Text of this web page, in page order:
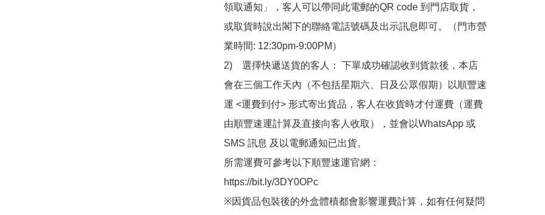
領取通知」，客人可以帶同此電郵的QR code 到門店取貨，
或取貨時說出閣下的聯絡電話號碼及出示訊息即可。（門市營
業時間: 12:30pm-9:00PM）
2)　選擇快遞送貨的客人： 下單成功確認收到貨款後，本店
會在三個工作天內（不包括星期六、日及公眾假期）以順豐速
運 <運費到付> 形式寄出貨品，客人在收貨時才付運費（運費
由順豐速運計算及直接向客人收取），並會以WhatsApp 或
SMS 訊息 及以電郵通知已出貨。
所需運費可參考以下順豐速運官網：
https://bit.ly/3DY0OPc
※因貨品包裝後的外盒體積都會影響運費計算，如有任何疑問